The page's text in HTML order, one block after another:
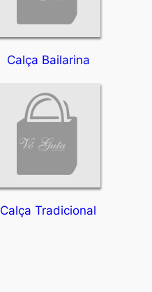
Calça Bailarina
Calça Tradicional